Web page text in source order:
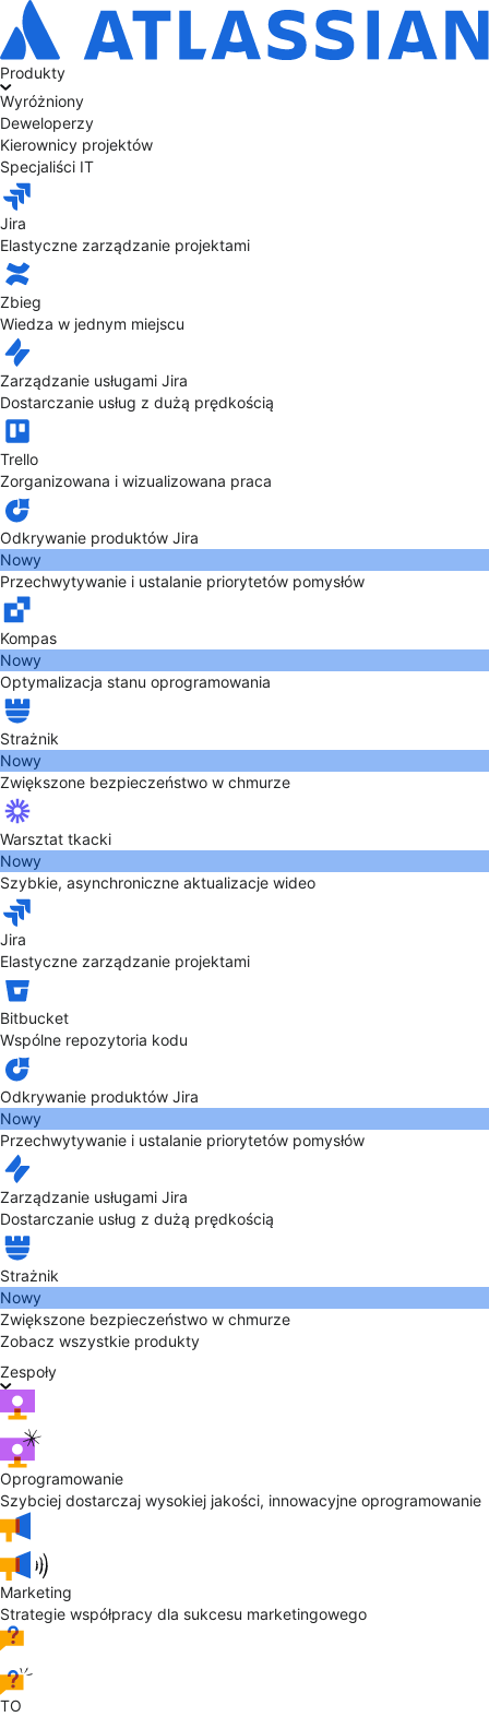
Produkty
Wyróżniony
Deweloperzy
Kierownicy projektów
Specjaliści IT
Jira
Elastyczne zarządzanie projektami
Zbieg
Wiedza w jednym miejscu
Zarządzanie usługami Jira
Dostarczanie usług z dużą prędkością
Trello
Zorganizowana i wizualizowana praca
Odkrywanie produktów Jira
Nowy
Przechwytywanie i ustalanie priorytetów pomysłów
Kompas
Nowy
Optymalizacja stanu oprogramowania
Strażnik
Nowy
Zwiększone bezpieczeństwo w chmurze
Warsztat tkacki
Nowy
Szybkie, asynchroniczne aktualizacje wideo
Jira
Elastyczne zarządzanie projektami
Bitbucket
Wspólne repozytoria kodu
Odkrywanie produktów Jira
Nowy
Przechwytywanie i ustalanie priorytetów pomysłów
Zarządzanie usługami Jira
Dostarczanie usług z dużą prędkością
Strażnik
Nowy
Zwiększone bezpieczeństwo w chmurze
Zobacz wszystkie produkty
Zespoły
Oprogramowanie
Szybciej dostarczaj wysokiej jakości, innowacyjne oprogramowanie
Marketing
Strategie współpracy dla sukcesu marketingowego
TO